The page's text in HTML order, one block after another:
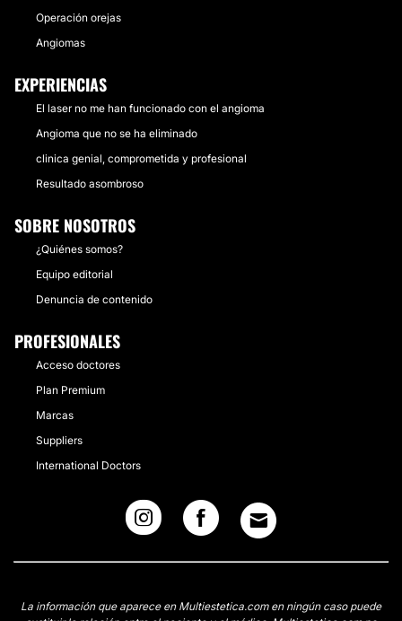
Operación orejas
Angiomas
EXPERIENCIAS
El laser no me han funcionado con el angioma
Angioma que no se ha eliminado
clinica genial, comprometida y profesional
Resultado asombroso
SOBRE NOSOTROS
¿Quiénes somos?
Equipo editorial
Denuncia de contenido
PROFESIONALES
Acceso doctores
Plan Premium
Marcas
Suppliers
International Doctors
La información que aparece en Multiestetica.com en ningún caso puede